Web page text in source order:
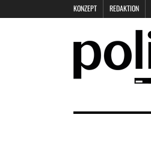
KONZEPT REDAKTION